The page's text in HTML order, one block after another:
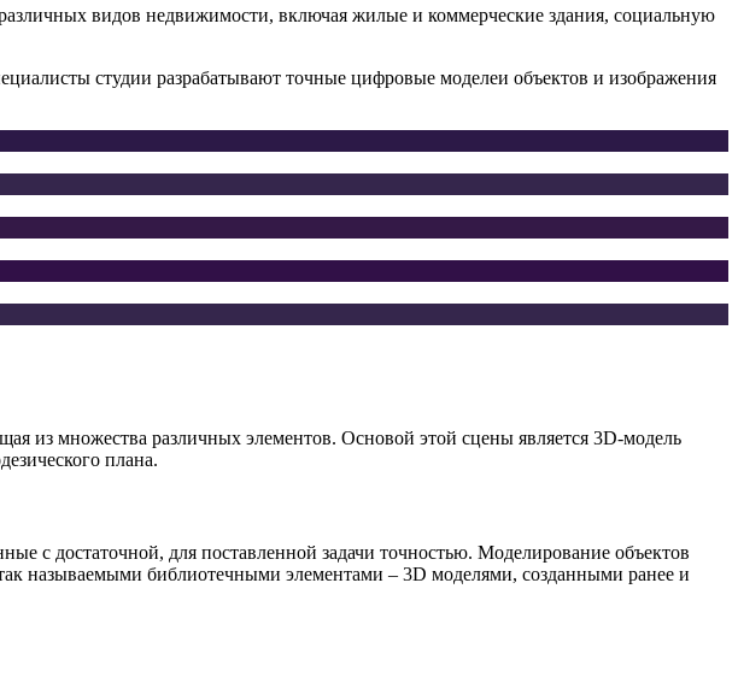
видов недвижимости, включая жилые и коммерческие здания, социальную
студии разрабатывают точные цифровые моделеи объектов и изображения
из множества различных элементов. Основой этой сцены является 3D-модель
плана.
с достаточной, для поставленной задачи точностью. Моделирование объектов
называемыми библиотечными элементами – 3D моделями, созданными ранее и